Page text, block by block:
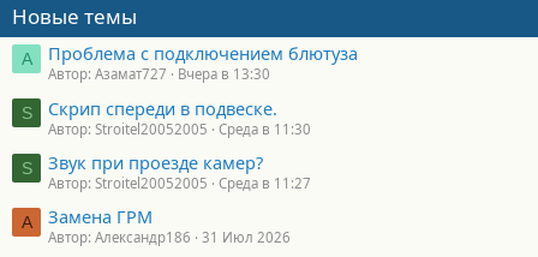
Новые темы
А Проблема с подключением блютуза
Автор: Азамат727 Вчера в 13:30
S Скрип спереди в подвеске.
Автор: Stroitel20052005 Среда в 11:30
S Звук при проезде камер?
Автор: Stroitel20052005 Среда в 11:27
А Замена ГРМ
Автор: Александр186 31 Июл 2026